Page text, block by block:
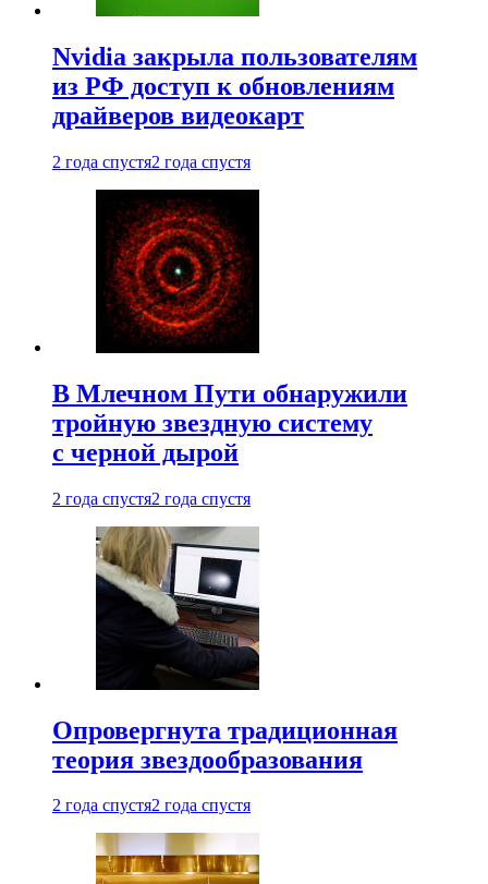
Nvidia закрыла пользователям
из РФ доступ к обновлениям
драйверов видеокарт
2 года спустя2 года спустя
В Млечном Пути обнаружили
тройную звездную систему
с черной дырой
2 года спустя2 года спустя
Опровергнута традиционная
теория звездообразования
2 года спустя2 года спустя